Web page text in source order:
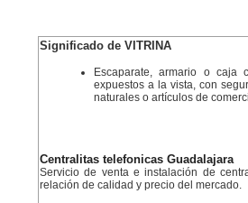
Significado de VITRINA
Escaparate, armario o caja
expuestos a la vista, con
naturales o artículos de
Centralitas telefonicas Guadalajara
Servicio de venta e instalación de
relación de calidad y precio del mercado.